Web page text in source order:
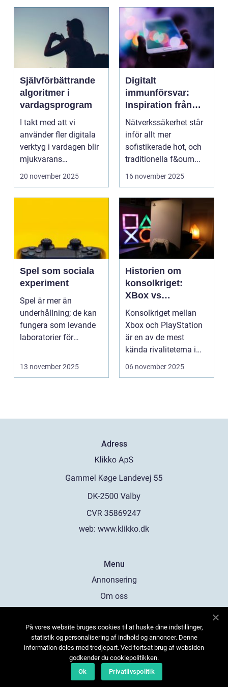
Självförbättrande
algoritmer i
vardagsprogram
I takt med att vi
använder fler digitala
verktyg i vardagen blir
mjukvarans
anpassningsför...
20 november 2025
Digitalt
immunförsvar:
Inspiration från
biologiska system
för att stärka
nätverkssäkerhet
Nätverkssäkerhet står
inför allt mer
sofistikerade hot, och
traditionella f&oum...
16 november 2025
Spel som sociala
experiment
Spel är mer än
underhållning; de kan
fungera som levande
laboratorier för
13 november 2025
Historien om
konsolkriget:
XBox vs
PlayStation
Konsolkriget mellan
Xbox och PlayStation
är en av de mest
kända rivaliteterna i
spelvä...
06 november 2025
Adress
web: www.klikko.dk
Menu
Annonsering
Om oss
Kontakta oss
Sitemap
På vores website bruges cookies til at huske dine indstillinger,
statistik og personalisering af indhold og annoncer. Denne
information deles med tredjepart. Ved fortsat brug af websiden
godkender du cookiepolitikken.
Ok
Privatlivspolitik